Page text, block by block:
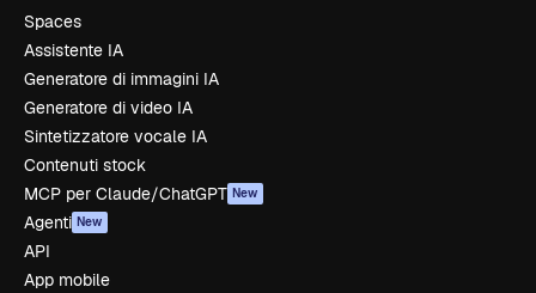
Spaces
Assistente IA
Generatore di immagini IA
Generatore di video IA
Sintetizzatore vocale IA
Contenuti stock
MCP per Claude/ChatGPT New
Agenti New
API
App mobile